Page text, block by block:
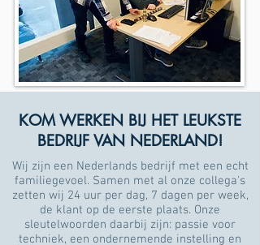
KOM WERKEN BIJ HET LEUKSTE
BEDRIJF VAN NEDERLAND!
Wij zijn een Nederlands bedrijf met een echt
familiegevoel. Samen met al onze collega's
zetten wij 24 uur per dag, 7 dagen per week,
de klant op de eerste plaats. Onze
sleutelwoorden daarbij zijn: passie voor
techniek, een ondernemende instelling en